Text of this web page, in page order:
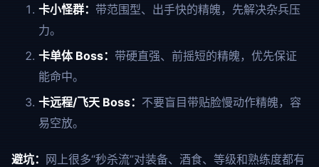
卡小怪群： 带范围型、出手快的精魄，先解决杂兵压
力。
卡单体 Boss： 带硬直强、前摇短的精魄，优先保证
能命中。
卡远程/飞天 Boss： 不要盲目带贴脸慢动作精魄，容
易空放。
避坑： 网上很多“秒杀流”对装备、酒食、等级和熟练度都有